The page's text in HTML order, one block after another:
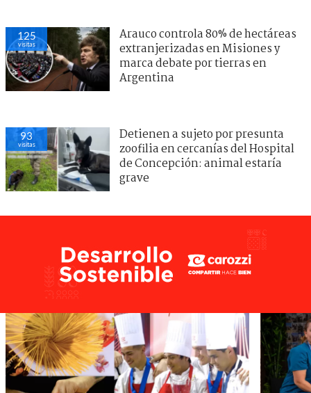
125
visitas
Arauco controla 80% de hectáreas
extranjerizadas en Misiones y
marca debate por tierras en
Argentina
93
visitas
Detienen a sujeto por presunta
zoofilia en cercanías del Hospital
de Concepción: animal estaría
grave